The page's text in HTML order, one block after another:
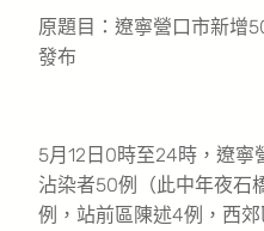
原題目：遼寧營口市新增
發布
5月12日0時至24時，遼
沾染者50例（此中年夜石
例，站前區陳述4例，西